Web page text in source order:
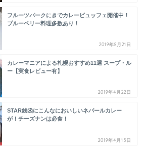
フルーツパークにきでカレービュッフェ開催中！
ブルーベリー料理多数あり！
2019年8月21日
カレーマニアによる札幌おすすめ11選 スープ・ル
ー【実食レビュー有】
2019年4月22日
STAR銭函にこんなにおいしいネパールカレー
が！チーズナンは必食！
2019年4月15日